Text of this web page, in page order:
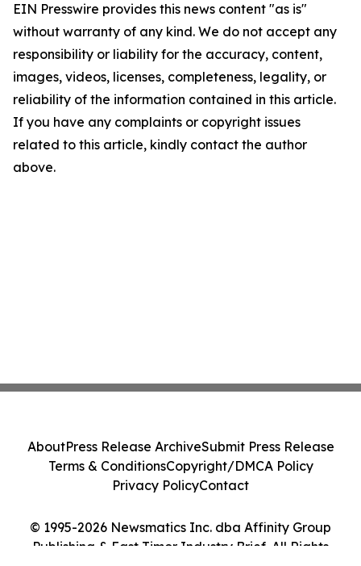
EIN Presswire provides this news content "as is"
without warranty of any kind. We do not accept any
responsibility or liability for the accuracy, content,
images, videos, licenses, completeness, legality, or
reliability of the information contained in this article.
If you have any complaints or copyright issues
related to this article, kindly contact the author
above.
© 1995-2026 Newsmatics Inc. dba Affinity Group
Publishing & East Timor Industry Brief. All Rights
AboutPress Release ArchiveSubmit Press Release
Terms & ConditionsCopyright/DMCA Policy
Privacy PolicyContact